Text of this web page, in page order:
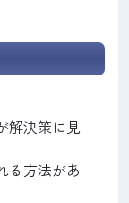
解決策に見
る方法があ